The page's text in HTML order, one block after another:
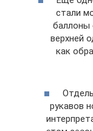
стали
баллоны
верхней
как
рукавов